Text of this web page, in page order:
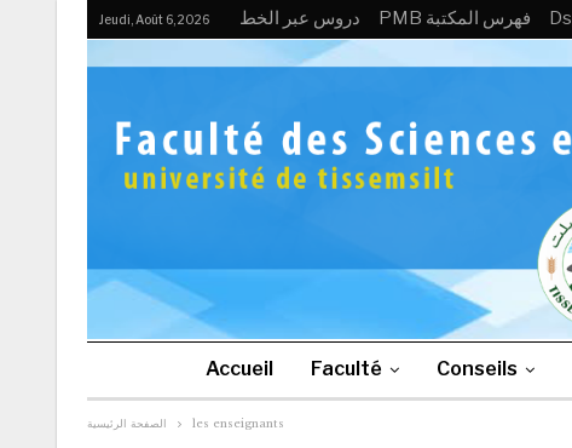
Jeudi, Août 6, 2026 دروس عبر الخط PMB فهرس المكتبة
Accueil Faculté Conseils
الصفحة الرئيسية les enseignants